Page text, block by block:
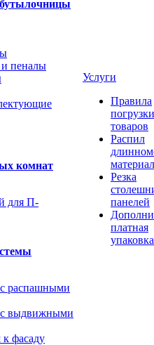
пеналы
комнат
для П-
с распашными
с выдвижными
фасаду
Услуги
Правила
погрузки
товаров
Распил
Резка
панелей
платная
упаковка